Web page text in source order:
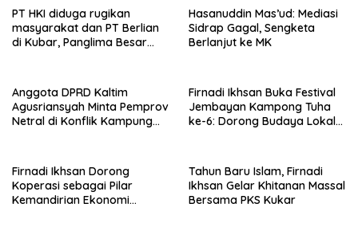
PT HKI diduga rugikan
masyarakat dan PT Berlian
di Kubar, Panglima Besar
Hasanuddin Mas’ud: Mediasi
Sidrap Gagal, Sengketa
Berlanjut ke MK
Anggota DPRD Kaltim
Agusriansyah Minta Pemprov
Netral di Konflik Kampung
Firnadi Ikhsan Buka Festival
Jembayan Kampong Tuha
ke-6: Dorong Budaya Lokal
Firnadi Ikhsan Dorong
Koperasi sebagai Pilar
Kemandirian Ekonomi
Tahun Baru Islam, Firnadi
Ikhsan Gelar Khitanan Massal
Bersama PKS Kukar